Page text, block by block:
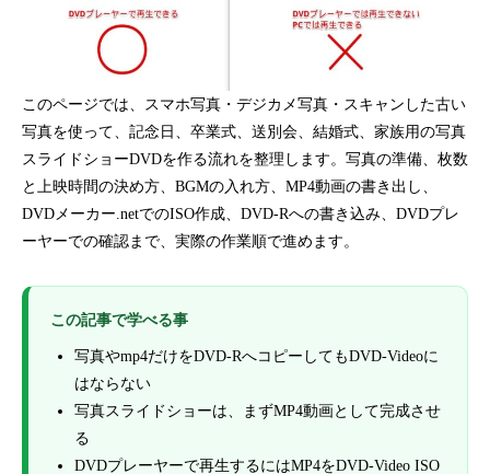
このページでは、スマホ写真・デジカメ写真・スキャンした古い
写真を使って、記念日、卒業式、送別会、結婚式、家族用の写真
スライドショーDVDを作る流れを整理します。写真の準備、枚数
と上映時間の決め方、BGMの入れ方、MP4動画の書き出し、
DVDメーカー.netでのISO作成、DVD-Rへの書き込み、DVDプレ
ーヤーでの確認まで、実際の作業順で進めます。
この記事で学べる事
写真やmp4だけをDVD-RへコピーしてもDVD-Videoに
はならない
写真スライドショーは、まずMP4動画として完成させ
る
DVDプレーヤーで再生するにはMP4をDVD-Video ISO